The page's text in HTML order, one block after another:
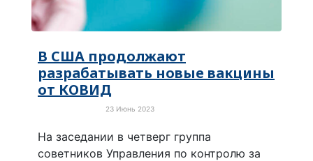
В США продолжают
разрабатывать новые вакцины
от КОВИД
23 Июнь 2023
На заседании в четверг группа
советников Управления по контролю за